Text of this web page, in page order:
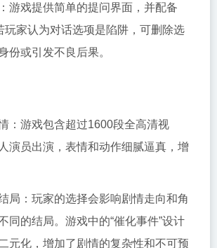
游戏提供简单的提问界面，并配备
玩家认为对话选项是陷阱，可删除选
份或引发不良后果。
：游戏包含超过1600段全高清视
演员出演，表情和动作细腻逼真，增
局：玩家的选择会影响剧情走向和角
同的结局。游戏中的“催化事件”设计
元化，增加了剧情的复杂性和不可预